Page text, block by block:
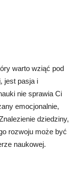
warto wziąć pod
jest pasja i
nie sprawia Ci
emocjonalnie,
dziedziny,
rozwoju może być
naukowej.